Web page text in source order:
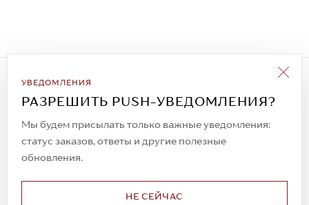
УВЕДОМЛЕНИЯ
РАЗРЕШИТЬ PUSH-УВЕДОМЛЕНИЯ?
Мы будем присылать только важные уведомления:
статус заказов, ответы и другие полезные
обновления.
НЕ СЕЙЧАС
Подписаться на рассылку
Всегда будьте в курсе новых акций и
спецпредложений!
© 2023. AIT Shoes
Все права защищены